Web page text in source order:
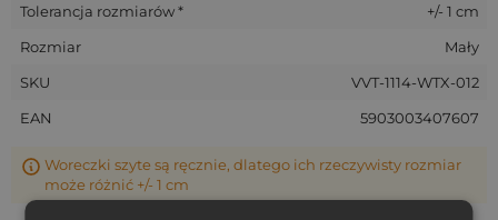
Tolerancja rozmiarów *
+/- 1 cm
Rozmiar
Mały
SKU
VVT-1114-WTX-012
EAN
5903003407607
Woreczki szyte są ręcznie, dlatego ich rzeczywisty rozmiar
może różnić +/- 1 cm